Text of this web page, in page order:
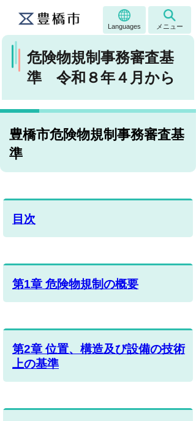
Languages メニュー
危険物規制事務審査基
準 令和８年４月から
豊橋市危険物規制事務審査基
準
目次
第1章 危険物規制の概要
第2章 位置、構造及び設備の技術
上の基準